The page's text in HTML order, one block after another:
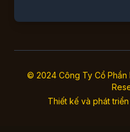
© 2024 Công Ty Cổ Phần
Thiết kế và phát